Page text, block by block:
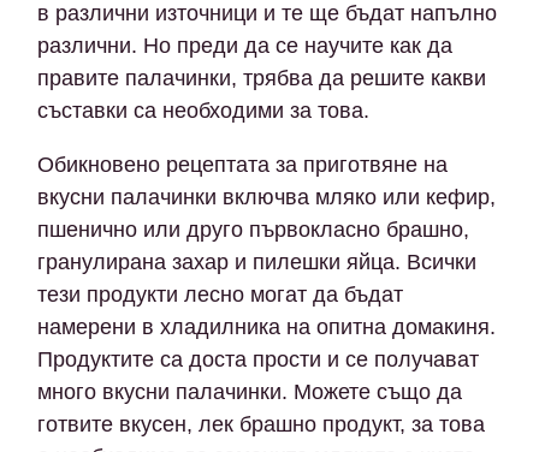
в различни източници и те ще бъдат напълно
различни. Но преди да се научите как да
правите палачинки, трябва да решите какви
съставки са необходими за това.
Обикновено рецептата за приготвяне на
вкусни палачинки включва мляко или кефир,
пшенично или друго първокласно брашно,
гранулирана захар и пилешки яйца. Всички
тези продукти лесно могат да бъдат
намерени в хладилника на опитна домакиня.
Продуктите са доста прости и се получават
много вкусни палачинки. Можете също да
готвите вкусен, лек брашно продукт, за това